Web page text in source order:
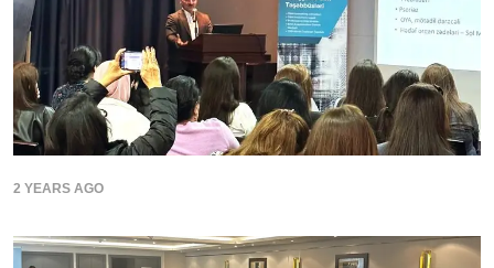
2 YEARS AGO